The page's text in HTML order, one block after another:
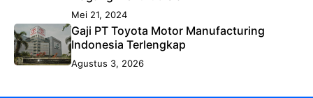
Mei 21, 2024
Gaji PT Toyota Motor Manufacturing
Indonesia Terlengkap
Agustus 3, 2026